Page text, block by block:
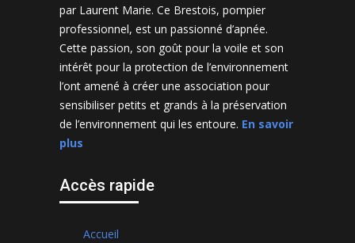
par Laurent Marie. Ce Brestois, pompier
professionnel, est un passionné d’apnée.
Cette passion, son goût pour la voile et son
intérêt pour la protection de l’environnement
l’ont amené à créer une association pour
sensibiliser petits et grands à la préservation
de l’environnement qui les entoure. En savoir
plus
Accès rapide
Accueil